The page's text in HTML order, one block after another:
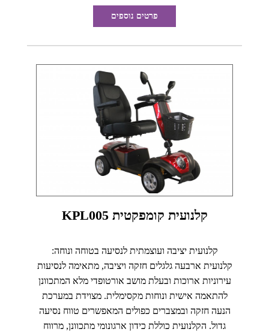
פרטים נוספים
קלנועית קומפקטית KPL005
קלנועית יציבה ועוצמתית לנסיעה בטוחה ונוחה:
קלנועית ארבעה גלגלים חזקה ויציבה, מתאימה לנסיעות
עירוניות ארוכות ובעלת מושב אורטופדי מלא המתכוונן
להתאמה אישית ונוחות מקסימלית. מצוידת במערכת
הנעה חזקה ובמצברים כפולים המאפשרים טווח נסיעה
גדול. הקלנועית כוללת כידון ארגונומי מתכוונן, מרווח